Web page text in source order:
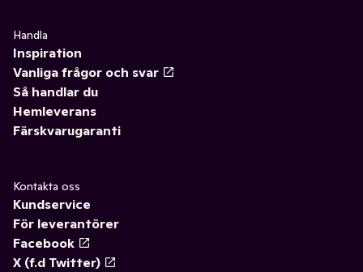
Handla
Inspiration
Vanliga frågor och svar
Så handlar du
Hemleverans
Färskvarugaranti
Kontakta oss
Kundservice
För leverantörer
Facebook
X (f.d Twitter)